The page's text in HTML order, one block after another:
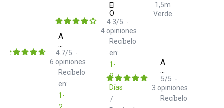
Audio
Technica
ATH
M40x
Recíbelo
en:
1-
4.7/5 -
6 opiniones
Elektron
Overhub
Recíbelo
en:
1-
2
Días
/
4.3/5 -
4 opiniones
Adam
Hall
K3MIDI0150GRN
Cable
MIDI
1,5m
Recíbelo
5/5 -
3 opiniones